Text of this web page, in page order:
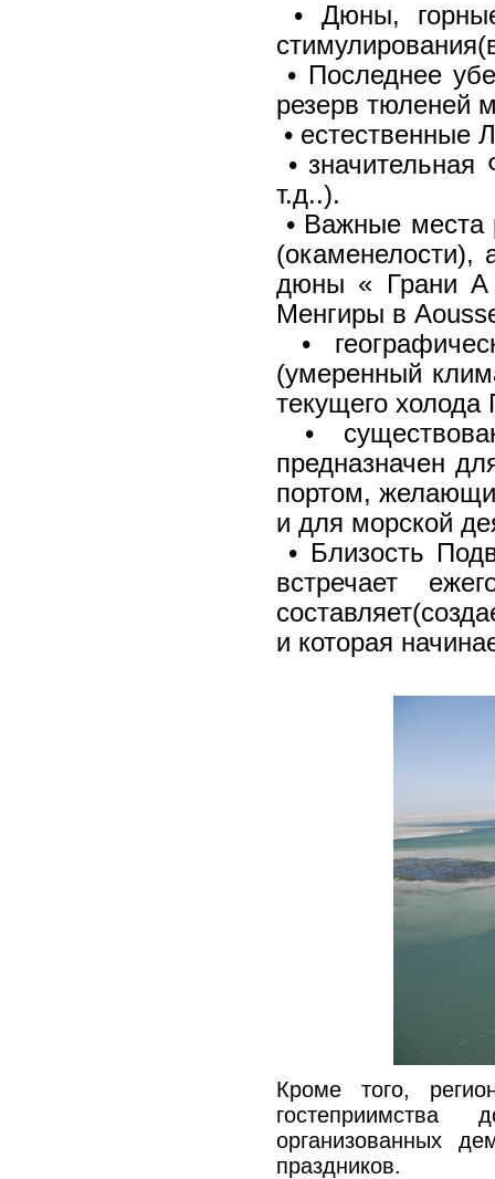
• Дюны,
• Последнее
резерв тюленей
• естественные
•
т.д..).
• Важные места
(окаменелости),
дюны « Грани A
Менгиры в
•
(умеренный
текущего холода
•
предназначен
портом,
и для морской
• Близость
встречает
и которая
Кроме того,
организованных
праздников.